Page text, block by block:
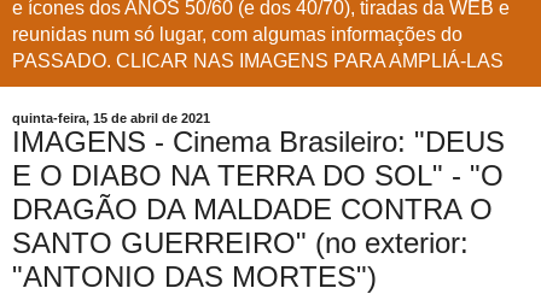
e ícones dos ANOS 50/60 (e dos 40/70), tiradas da WEB e
reunidas num só lugar, com algumas informações do
PASSADO. CLICAR NAS IMAGENS PARA AMPLIÁ-LAS
quinta-feira, 15 de abril de 2021
IMAGENS - Cinema Brasileiro: "DEUS
E O DIABO NA TERRA DO SOL" - "O
DRAGÃO DA MALDADE CONTRA O
SANTO GUERREIRO" (no exterior:
"ANTONIO DAS MORTES")